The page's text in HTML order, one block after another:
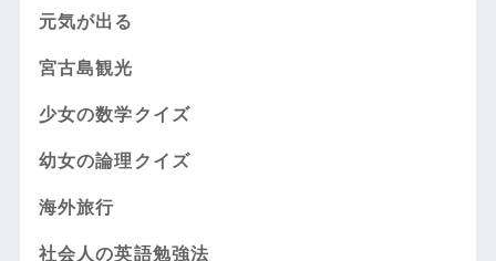
元気が出る
宮古島観光
少女の数学クイズ
幼女の論理クイズ
海外旅行
社会人の英語勉強法